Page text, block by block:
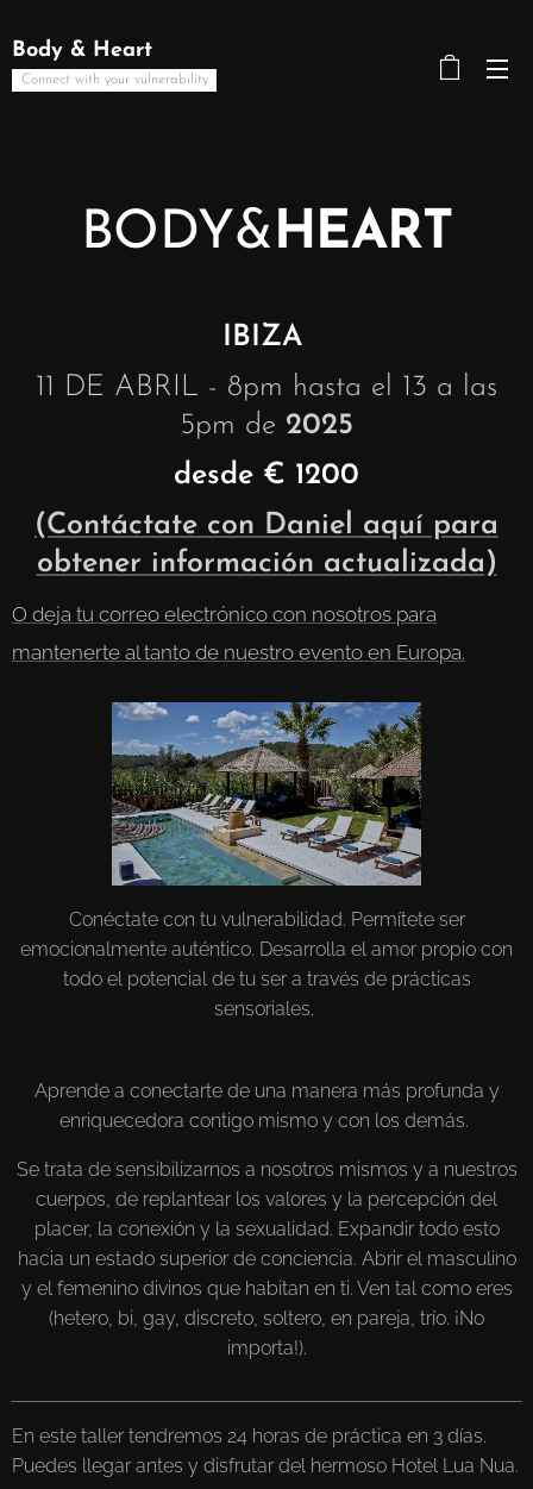
Body & Heart
Connect with your vulnerability
BODY&HEART
IBIZA
11 DE ABRIL - 8pm hasta el 13 a las
5pm de 2025
desde € 1200
(Contáctate con Daniel aquí para
obtener información actualizada)
O deja tu correo electrónico con nosotros para
mantenerte al tanto de nuestro evento en Europa.
Conéctate con tu vulnerabilidad. Permítete ser
emocionalmente auténtico. Desarrolla el amor propio con
todo el potencial de tu ser a través de prácticas
sensoriales.
Aprende a conectarte de una manera más profunda y
enriquecedora contigo mismo y con los demás.
Se trata de sensibilizarnos a nosotros mismos y a nuestros
cuerpos, de replantear los valores y la percepción del
placer, la conexión y la sexualidad. Expandir todo esto
hacia un estado superior de conciencia. Abrir el masculino
y el femenino divinos que habitan en ti. Ven tal como eres
(hetero, bi, gay, discreto, soltero, en pareja, trío. ¡No
importa!).
En este taller tendremos 24 horas de práctica en 3 días.
Puedes llegar antes y disfrutar del hermoso Hotel Lua Nua.